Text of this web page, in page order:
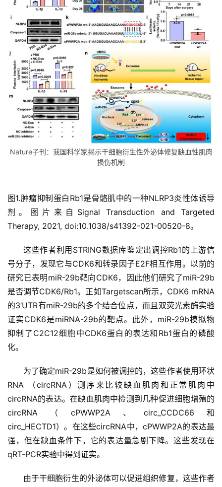
首
页
行
业
资
Nature子刊：我国科学家揭示干细胞衍生性外泌体修复缺血性肌肉
损伤机制
图1.肿瘤抑制蛋白Rb1是骨骼肌中的一种NLRP3炎性体诱导
剂。图片来自Signal Transduction and Targeted
Therapy, 2021, doi:10.1038/s41392-021-00520-8。
这些作者利用STRING数据库鉴定出调控Rb1的上游信
号分子，发现它与CDK6和转录因子E2F相互作用。以前的
研究已表明miR-29b靶向CDK6，因此他们研究了miR-29b
是否调节CDK6/Rb1。正如Targetscan所示，CDK6 mRNA
的3’UTR有miR-29b的多个结合位点，而且双荧光素酶实验
证实CDK6是miRNA-29b的靶点。此外，miR-29b模拟物
抑制了C2C12细胞中CDK6蛋白的表达和Rb1蛋白的磷酸
化。
为了确定miR-29b是如何被调控的，这些作者使用环状
RNA （circRNA）测序来比较缺血肌肉和正常肌肉中
circRNA的表达。在缺血肌肉中检测到几种促进细胞增殖的
circRNA（cPWWP2A、circ_CCDC66和
circ_HECTD1）。在这些circRNA中，cPWWP2A的表达最
强，但在缺血条件下，它的表达量急剧下降。这些发现在
qRT-PCR实验中得到证实。
由于干细胞衍生的外泌体可以促进组织修复，这些作者